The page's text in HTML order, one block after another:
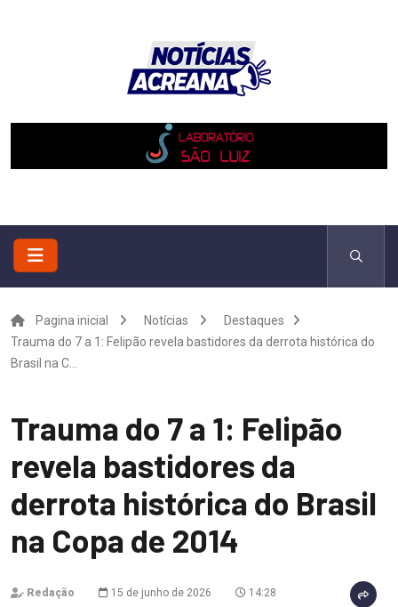
Pagina inicial Notícias
Destaques
Trauma do 7 a 1: Felipão revela bastidores da derrota histórica do
Brasil na C...
Trauma do 7 a 1: Felipão
revela bastidores da
derrota histórica do Brasil
na Copa de 2014
Redação 15 de junho de 2026 14:28